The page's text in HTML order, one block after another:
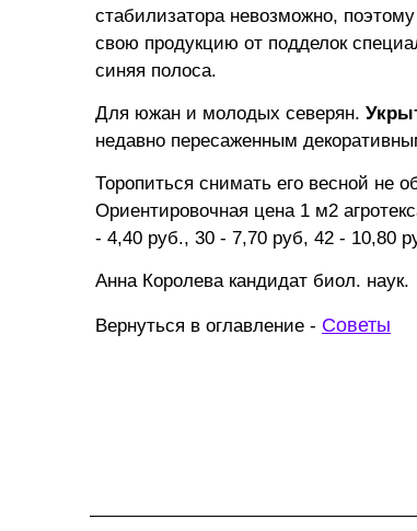
стабилизатора невозможно,
свою продукцию от подделок
синяя полоса.
Для южан и молодых северян.
недавно пересаженным
Торопиться снимать его весной не
Ориентировочная цена 1 м2
- 4,40 руб., 30 - 7,70 руб, 42 - 10,80
Анна Королева кандидат биол. наук.
Вернуться в оглавление - Советы